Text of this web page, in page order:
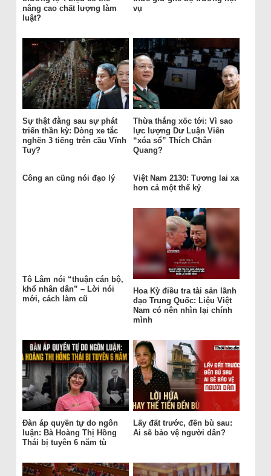
nâng cao chất lượng làm
luật?
vụ
Sự thật đằng sau sự phát
triển thần kỳ: Dòng xe tắc
nghẽn 3 tiếng trên cầu Vĩnh
Tuy?
Thừa thắng xốc tới: Vì sao
lực lượng Dư Luận Viên
“xóa sổ” Thích Chân
Quang?
Công an cũng nói đạo lý
Việt Nam 2130: Tương lai xa
hơn cả một thế kỷ
Tô Lâm nói “thuận cán bộ,
khổ nhân dân” – Lời nói
mới, cách làm cũ
Hoa Kỳ điều tra tài sản lãnh
đạo Trung Quốc: Liệu Việt
Nam có nên nhìn lại chính
mình
Đàn áp quyền tự do ngôn
luận: Bà Hoàng Thị Hồng
Thái bị tuyên 6 năm tù
Lấy đất trước, đền bù sau:
Ai sẽ bảo vệ người dân?